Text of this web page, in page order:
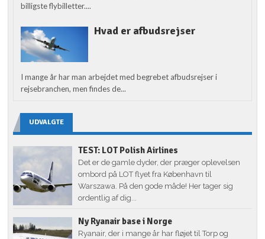
billigste flybilletter....
Hvad er afbudsrejser
I mange år har man arbejdet med begrebet afbudsrejser i
rejsebranchen, men findes de...
UDVALGTE
TEST: LOT Polish Airlines
Det er de gamle dyder, der præger oplevelsen
ombord på LOT flyet fra København til
Warszawa. På den gode måde! Her tager sig
ordentlig af dig...
Ny Ryanair base i Norge
Ryanair, der i mange år har fløjet til Torp og